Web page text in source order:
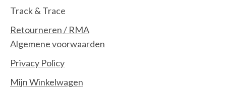
Track & Trace
Retourneren / RMA
Algemene voorwaarden
Privacy Policy
Mijn Winkelwagen